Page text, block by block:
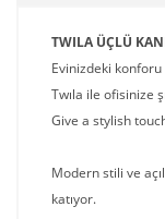
TWILA ÜÇLÜ
Evinizdeki konforu
Twıla ile ofisinize
Give a stylish
Modern stili ve
katıyor.